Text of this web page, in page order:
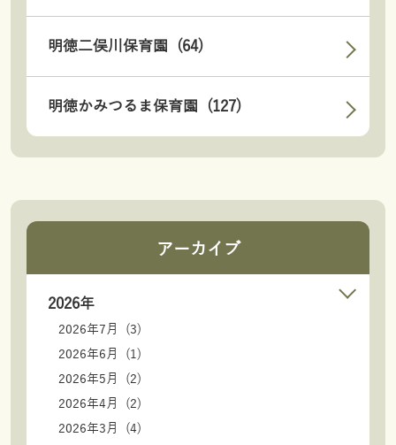
明徳二俣川保育園 (64)
明徳かみつるま保育園 (127)
アーカイブ
2026年
2026年7月 (3)
2026年6月 (1)
2026年5月 (2)
2026年4月 (2)
2026年3月 (4)